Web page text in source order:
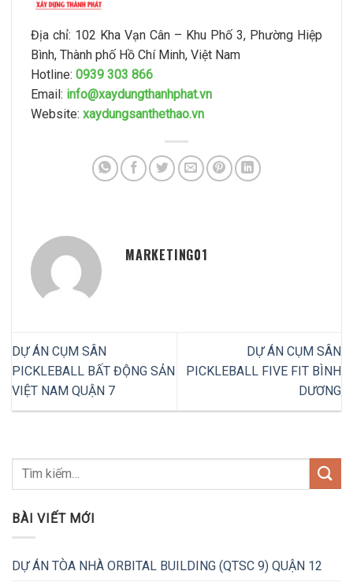
Địa chỉ: 102 Kha Vạn Cân – Khu Phố 3, Phường Hiệp
Bình, Thành phố Hồ Chí Minh, Việt Nam
Hotline: 0939 303 866
Email: info@xaydungthanhphat.vn
Website: xaydungsanthethao.vn
MARKETING01
DỰ ÁN CỤM SÂN
PICKLEBALL BẤT ĐỘNG SẢN
VIỆT NAM QUẬN 7
DỰ ÁN CỤM SÂN
PICKLEBALL FIVE FIT BÌNH
DƯƠNG
BÀI VIẾT MỚI
DỰ ÁN TÒA NHÀ ORBITAL BUILDING (QTSC 9) QUẬN 12